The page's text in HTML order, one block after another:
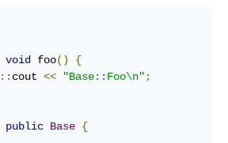
void foo()
{
:: cout << "Base::Foo\n" ;
public Base {